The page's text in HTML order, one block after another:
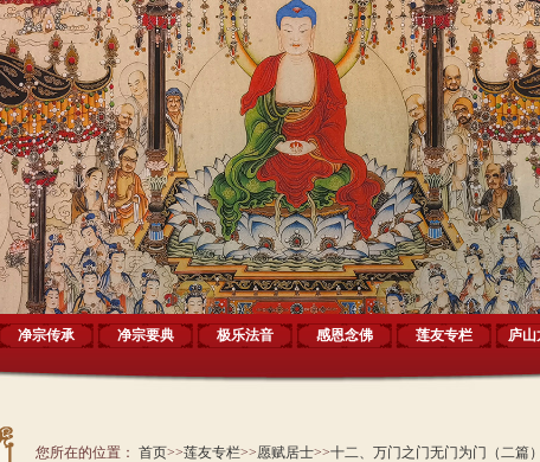
净宗传承 净宗要典 极乐法音 感恩念佛 莲友专栏 庐山
您所在的位置： 首页>>莲友专栏>>愿赋居士>>十二、万门之门无门为门（二篇）